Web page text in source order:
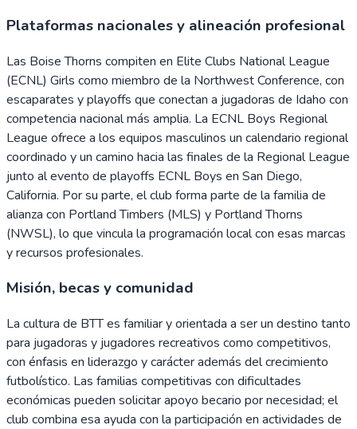
Plataformas nacionales y alineación profesional
Las Boise Thorns compiten en Elite Clubs National League
(ECNL) Girls como miembro de la Northwest Conference, con
escaparates y playoffs que conectan a jugadoras de Idaho con
competencia nacional más amplia. La ECNL Boys Regional
League ofrece a los equipos masculinos un calendario regional
coordinado y un camino hacia las finales de la Regional League
junto al evento de playoffs ECNL Boys en San Diego,
California. Por su parte, el club forma parte de la familia de
alianza con Portland Timbers (MLS) y Portland Thorns
(NWSL), lo que vincula la programación local con esas marcas
y recursos profesionales.
Misión, becas y comunidad
La cultura de BTT es familiar y orientada a ser un destino tanto
para jugadoras y jugadores recreativos como competitivos,
con énfasis en liderazgo y carácter además del crecimiento
futbolístico. Las familias competitivas con dificultades
económicas pueden solicitar apoyo becario por necesidad; el
club combina esa ayuda con la participación en actividades de